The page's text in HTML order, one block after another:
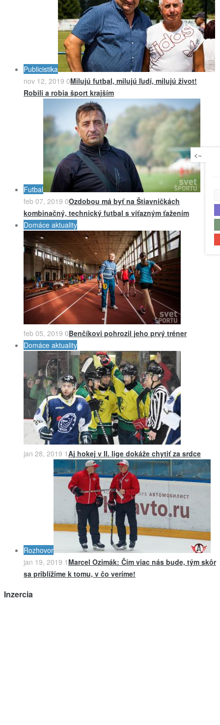
Publicistika
nov 12, 2019 0Milujú futbal, milujú ľudí, milujú život!
Robili a robia šport krajším
Futbal
feb 07, 2019 0Ozdobou má byť na Štiavničkách
kombinačný, technický futbal s víťazným ťažením
Domáce aktuality
feb 05, 2019 0Benčíkovi pohrozil jeho prvý tréner
Domáce aktuality
jan 28, 2019 1Aj hokej v II. lige dokáže chytiť za srdce
Rozhovor
jan 19, 2019 1 Marcel Ozimák: Čím viac nás bude, tým skôr
sa priblížime k tomu, v čo veríme!
Inzercia
<~